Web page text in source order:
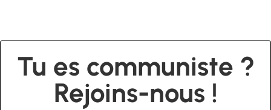
Tu es communiste ?
Rejoins-nous !